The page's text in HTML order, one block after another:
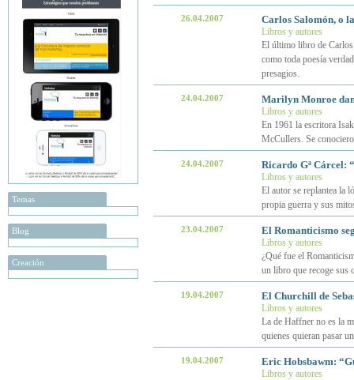
Temas
Blog
Creación
26.04.2007 Carlos Salomón, o
Libros y autores
El último libro de Carlos
como toda poesía
presagios.
24.04.2007 Marilyn Monroe
Libros y autores
En 1961 la escritora
McCullers. Se
24.04.2007 Ricardo Gª Cárcel:
Libros y autores
El autor se replantea la
propia guerra y sus
23.04.2007 El Romanticismo
Libros y autores
¿Qué fue el
un libro que recoge sus
19.04.2007 El Churchill de
Libros y autores
La de Haffner no es la
quienes quieran pasar
19.04.2007 Eric Hobsbawm:
Libros y autores